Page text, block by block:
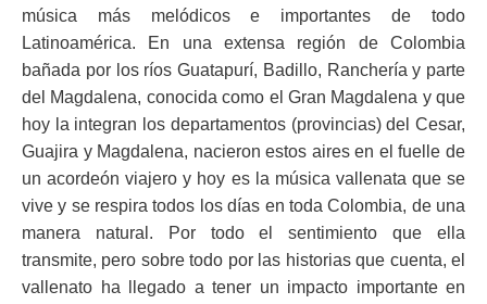
música más melódicos e importantes de todo
Latinoamérica. En una extensa región de Colombia
bañada por los ríos Guatapurí, Badillo, Ranchería y parte
del Magdalena, conocida como el Gran Magdalena y que
hoy la integran los departamentos (provincias) del Cesar,
Guajira y Magdalena, nacieron estos aires en el fuelle de
un acordeón viajero y hoy es la música vallenata que se
vive y se respira todos los días en toda Colombia, de una
manera natural. Por todo el sentimiento que ella
transmite, pero sobre todo por las historias que cuenta, el
vallenato ha llegado a tener un impacto importante en